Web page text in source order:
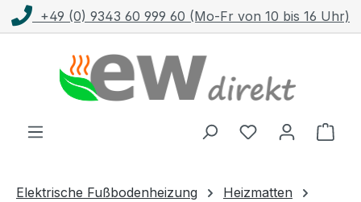
Zum Hauptinhalt springen
999 60 (Mo-Fr von 10 bis 16 Uhr)
Elektrische Fußbodenheizung
Heizmatten